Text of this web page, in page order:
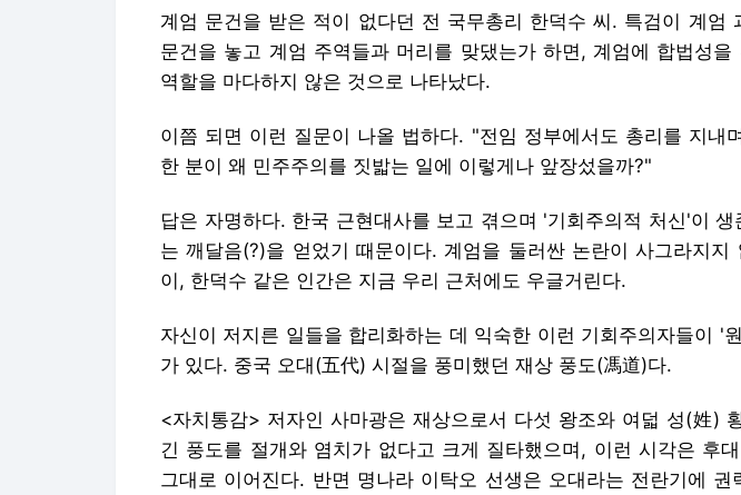
계엄 문건을 받은 적이 없다던 전 국무총리 한덕수 씨. 특검이 계엄
문건을 놓고 계엄 주역들과 머리를 맞댔는가 하면, 계엄에 합법성을
역할을 마다하지 않은 것으로 나타났다.
이쯤 되면 이런 질문이 나올 법하다. "전임 정부에서도 총리를 지내
한 분이 왜 민주주의를 짓밟는 일에 이렇게나 앞장섰을까?"
답은 자명하다. 한국 근현대사를 보고 겪으며 '기회주의적 처신'이
는 깨달음(?)을 얻었기 때문이다. 계엄을 둘러싼 논란이 사그라지
이, 한덕수 같은 인간은 지금 우리 근처에도 우글거린다.
자신이 저지른 일들을 합리화하는 데 익숙한 이런 기회주의자들이 '
가 있다. 중국 오대(五代) 시절을 풍미했던 재상 풍도(馮道)다.
<자치통감> 저자인 사마광은 재상으로서 다섯 왕조와 여덟 성(姓)
긴 풍도를 절개와 염치가 없다고 크게 질타했으며, 이런 시각은 후
그대로 이어진다. 반면 명나라 이탁오 선생은 오대라는 전란기에 권